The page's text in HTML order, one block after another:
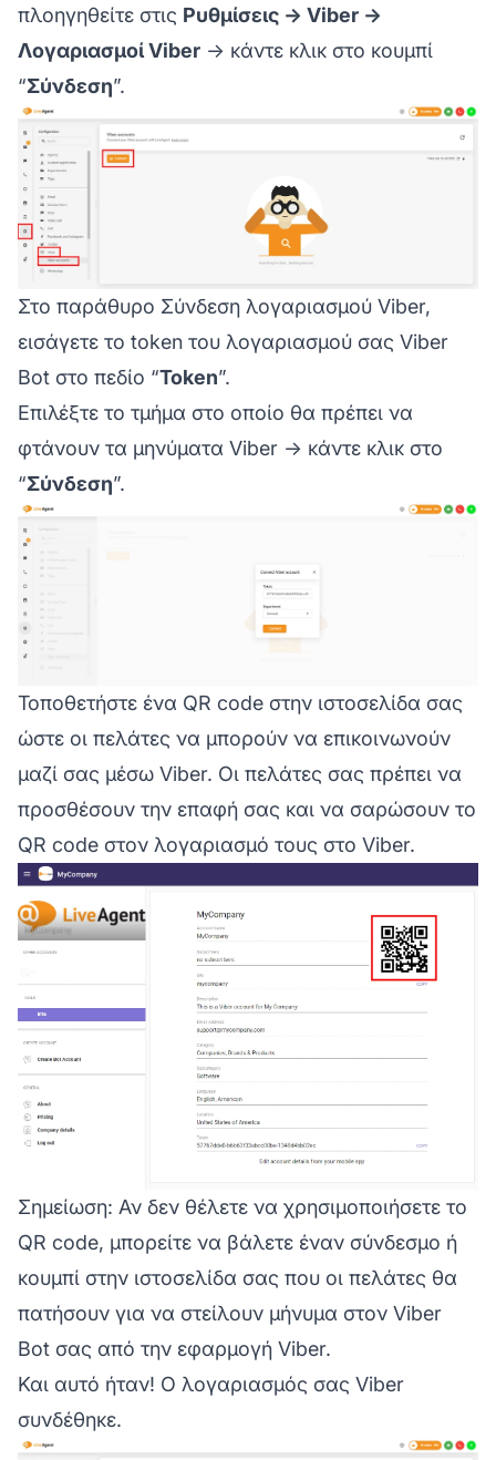
πλοηγηθείτε στις Ρυθμίσεις → Viber →
Λογαριασμοί Viber → κάντε κλικ στο κουμπί
“Σύνδεση”.
Στο παράθυρο Σύνδεση λογαριασμού Viber,
εισάγετε το token του λογαριασμού σας Viber
Bot στο πεδίο “Token”.
Επιλέξτε το τμήμα στο οποίο θα πρέπει να
φτάνουν τα μηνύματα Viber → κάντε κλικ στο
“Σύνδεση”.
Τοποθετήστε ένα QR code στην ιστοσελίδα σας
ώστε οι πελάτες να μπορούν να επικοινωνούν
μαζί σας μέσω Viber. Οι πελάτες σας πρέπει να
προσθέσουν την επαφή σας και να σαρώσουν το
QR code στον λογαριασμό τους στο Viber.
Σημείωση: Αν δεν θέλετε να χρησιμοποιήσετε το
QR code, μπορείτε να βάλετε έναν σύνδεσμο ή
κουμπί στην ιστοσελίδα σας που οι πελάτες θα
πατήσουν για να στείλουν μήνυμα στον Viber
Bot σας από την εφαρμογή Viber.
Και αυτό ήταν! Ο λογαριασμός σας Viber
συνδέθηκε.